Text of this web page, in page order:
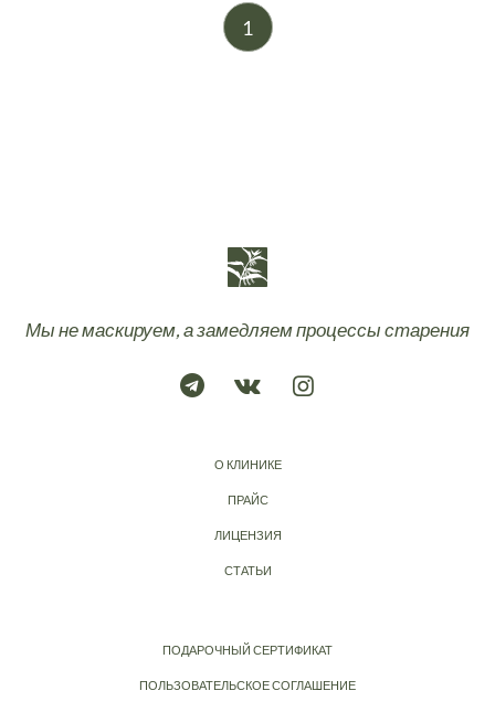
1
Мы не маскируем, а замедляем процессы старения
О КЛИНИКЕ
ПРАЙС
ЛИЦЕНЗИЯ
СТАТЬИ
ПОДАРОЧНЫЙ СЕРТИФИКАТ
ПОЛЬЗОВАТЕЛЬСКОЕ СОГЛАШЕНИЕ